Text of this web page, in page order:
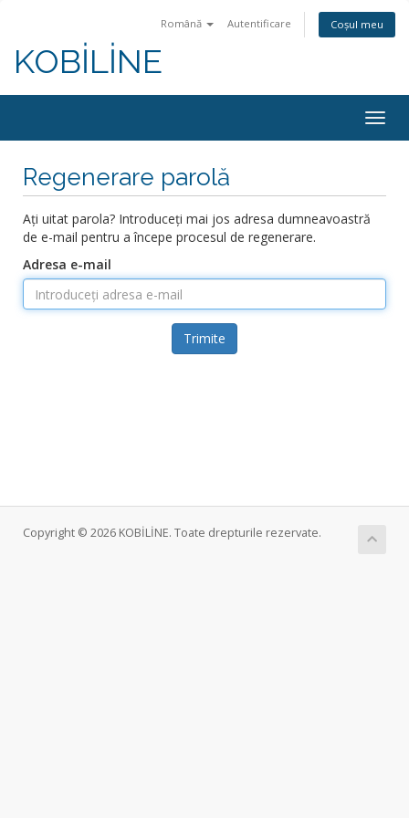
Română Autentificare Coșul meu
KOBİLİNE
Regenerare parolă
Ați uitat parola? Introduceți mai jos adresa dumneavoastră
de e-mail pentru a începe procesul de regenerare.
Adresa e-mail
Trimite
Copyright © 2026 KOBİLİNE. Toate drepturile rezervate.